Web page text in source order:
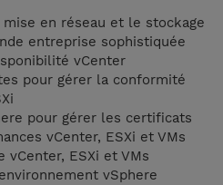
en réseau et le stockage
entreprise sophistiquée
vCenter
pour gérer la conformité
pour gérer les certificats
vCenter, ESXi et VMs
vCenter, ESXi et VMs
vSphere